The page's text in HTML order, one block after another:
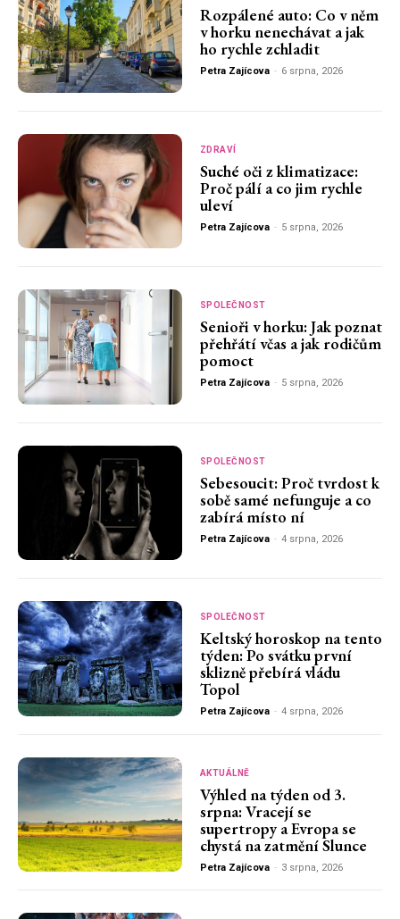
Rozpálené auto: Co v něm
v horku nenechávat a jak
ho rychle zchladit
Petra Zajícova - 6 srpna, 2026
ZDRAVÍ
Suché oči z klimatizace:
Proč pálí a co jim rychle
uleví
Petra Zajícova - 5 srpna, 2026
SPOLEČNOST
Senioři v horku: Jak poznat
přehřátí včas a jak rodičům
pomoct
Petra Zajícova - 5 srpna, 2026
SPOLEČNOST
Sebesoucit: Proč tvrdost k
sobě samé nefunguje a co
zabírá místo ní
Petra Zajícova - 4 srpna, 2026
SPOLEČNOST
Keltský horoskop na tento
týden: Po svátku první
sklizně přebírá vládu
Topol
Petra Zajícova - 4 srpna, 2026
AKTUÁLNĚ
Výhled na týden od 3.
srpna: Vracejí se
supertropy a Evropa se
chystá na zatmění Slunce
Petra Zajícova - 3 srpna, 2026